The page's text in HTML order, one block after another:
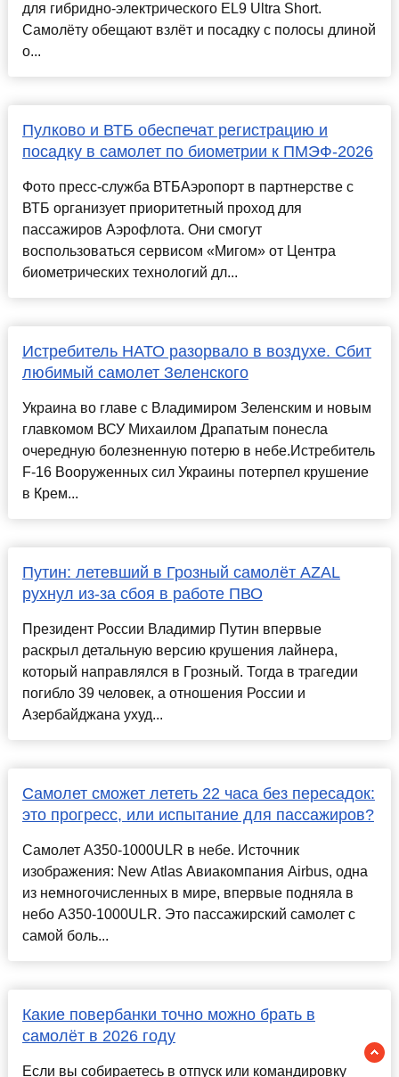
для гибридно-электрического EL9 Ultra Short.
Самолёту обещают взлёт и посадку с полосы длиной
о...
Пулково и ВТБ обеспечат регистрацию и
посадку в самолет по биометрии к ПМЭФ-2026
Фото пресс-служба ВТБАэропорт в партнерстве с
ВТБ организует приоритетный проход для
пассажиров Аэрофлота. Они смогут
воспользоваться сервисом «Мигом» от Центра
биометрических технологий дл...
Истребитель НАТО разорвало в воздухе. Сбит
любимый самолет Зеленского
Украина во главе с Владимиром Зеленским и новым
главкомом ВСУ Михаилом Драпатым понесла
очередную болезненную потерю в небе.Истребитель
F-16 Вооруженных сил Украины потерпел крушение
в Крем...
Путин: летевший в Грозный самолёт AZAL
рухнул из-за сбоя в работе ПВО
Президент России Владимир Путин впервые
раскрыл детальную версию крушения лайнера,
который направлялся в Грозный. Тогда в трагедии
погибло 39 человек, а отношения России и
Азербайджана ухуд...
Самолет сможет лететь 22 часа без пересадок:
это прогресс, или испытание для пассажиров?
Самолет A350-1000ULR в небе. Источник
изображения: New Atlas Авиакомпания Airbus, одна
из немногочисленных в мире, впервые подняла в
небо A350-1000ULR. Это пассажирский самолет с
самой боль...
Какие повербанки точно можно брать в
самолёт в 2026 году
Если вы собираетесь в отпуск или командировку